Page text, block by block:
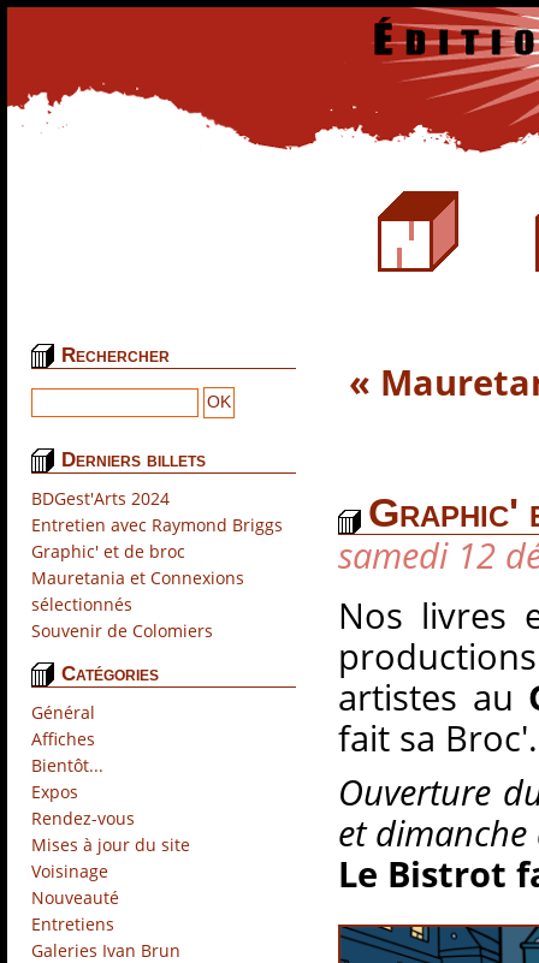
Rechercher
Derniers billets
BDGest'Arts 2024
Entretien avec Raymond Briggs
Graphic' et de broc
Mauretania et Connexions
sélectionnés
Souvenir de Colomiers
Catégories
Général
Affiches
Bientôt...
Expos
Rendez-vous
Mises à jour du site
Voisinage
Nouveauté
Entretiens
Galeries Ivan Brun
«
Graphic'
samedi 12
Nos livres
artistes au
fait sa Broc'.
Ouverture
et dimanche
Le Bistrot